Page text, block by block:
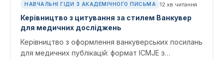
НАВЧАЛЬНІ ГІДИ З АКАДЕМІЧНОГО ПИСЬМА 12 хв читання
Керівництво з цитування за стилем Ванкувер
для медичних досліджень
Керівництво з оформлення ванкуверських посилань
для медичних публікацій: формат ICMJE з